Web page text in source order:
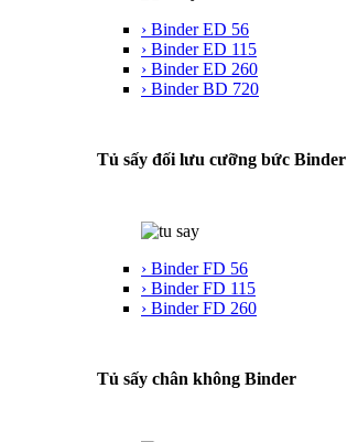
› Binder ED 56
› Binder ED 115
› Binder ED 260
› Binder BD 720
Tủ sấy đối lưu cưỡng bức Binder
› Binder FD 56
› Binder FD 115
› Binder FD 260
Tủ sấy chân không Binder